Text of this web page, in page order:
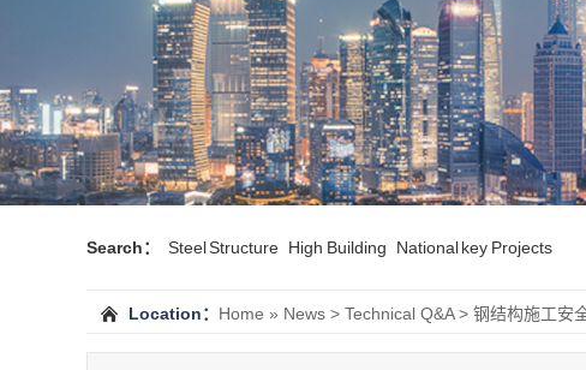
Search： Steel Structure High Building National key Projects
Location： Home » News > Technical Q&A> 钢结构施工安